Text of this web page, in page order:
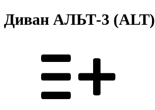
Диван АЛЬТ-3